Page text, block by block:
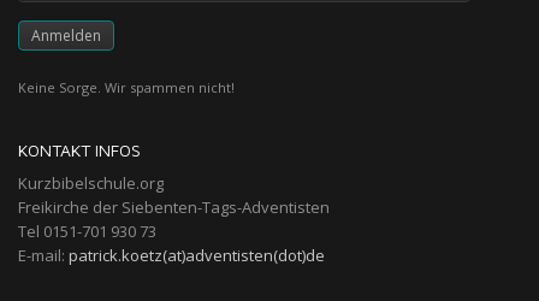
Keine Sorge. Wir spammen nicht!
KONTAKT INFOS
Kurzbibelschule.org
Freikirche der Siebenten-Tags-Adventisten
Tel 0151-701 930 73
E-mail: patrick.koetz(at)adventisten(dot)de